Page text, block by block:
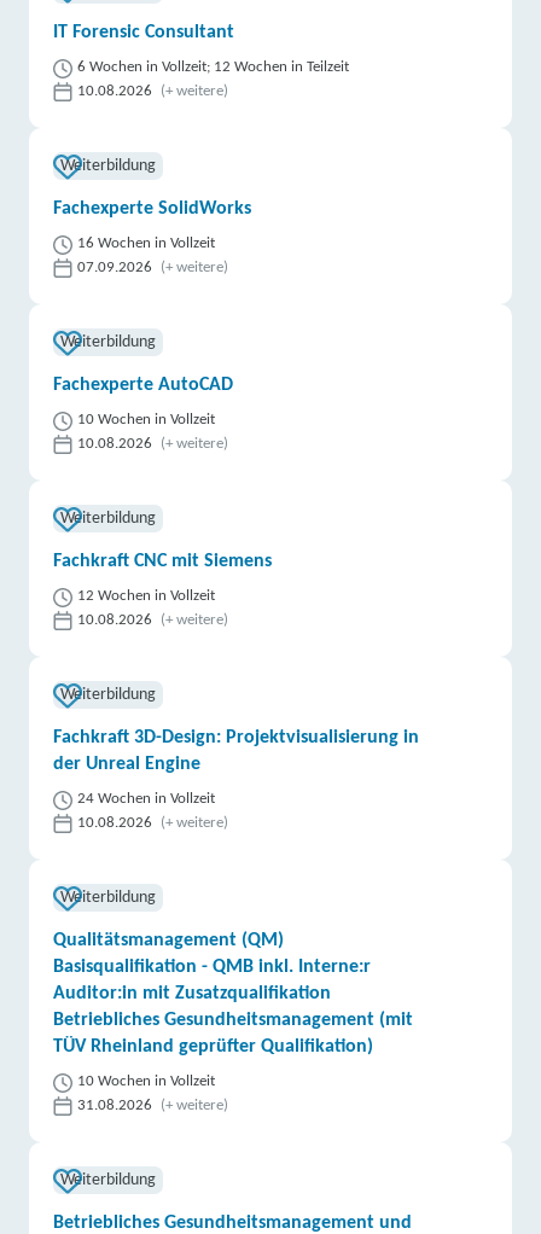
IT Forensic Consultant
6 Wochen in Vollzeit; 12 Wochen in Teilzeit
10.08.2026
(+ weitere)
Weiterbildung
Fachexperte SolidWorks
16 Wochen in Vollzeit
07.09.2026
(+ weitere)
Weiterbildung
Fachexperte AutoCAD
10 Wochen in Vollzeit
10.08.2026
(+ weitere)
Weiterbildung
Fachkraft CNC mit Siemens
12 Wochen in Vollzeit
10.08.2026
(+ weitere)
Weiterbildung
Fachkraft 3D-Design: Projektvisualisierung in
der Unreal Engine
24 Wochen in Vollzeit
10.08.2026
(+ weitere)
Weiterbildung
Qualitätsmanagement (QM)
Basisqualifikation - QMB inkl. Interne:r
Auditor:in mit Zusatzqualifikation
Betriebliches Gesundheitsmanagement (mit
TÜV Rheinland geprüfter Qualifikation)
10 Wochen in Vollzeit
31.08.2026
(+ weitere)
Weiterbildung
Betriebliches Gesundheitsmanagement und